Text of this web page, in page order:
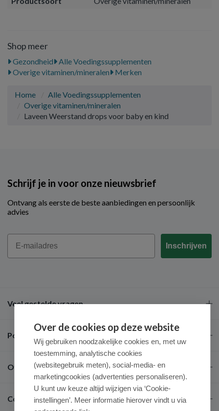
Shop meer
Gezondheid
Alle Voedingssupplementen
Overige vitaminen/mineralen
Merken
Home
Alle Voedingssupplementen
Overige vitaminen/mineralen
Laveen Weerstand drops voor baby en kind
Schrijf je in voor onze nieuwsbrief
Ontvang als eerste de beste aanbiedingen en persoonlijk
advies
Email
Inschrijven
Veel gestelde vragen
Populaire merken
Over ons
Contact
Over de cookies op deze website
Wij gebruiken noodzakelijke cookies en, met uw
toestemming, analytische cookies
(websitegebruik meten), social-media- en
marketingcookies (advertenties personaliseren).
U kunt uw keuze altijd wijzigen via ‘Cookie-
instellingen’. Meer informatie hierover vindt u via